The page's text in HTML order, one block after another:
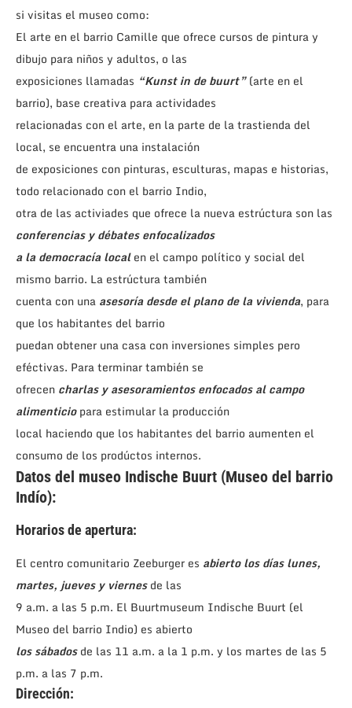
si visitas el museo como:
El arte en el barrio Camille que ofrece cursos de pintura y
dibujo para niños y adultos, o las
exposiciones llamadas “Kunst in de buurt”(arte en el
barrio), base creativa para actividades
relacionadas con el arte, en la parte de la trastienda del
local, se encuentra una instalación
de exposiciones con pinturas, esculturas, mapas e historias,
todo relacionado con el barrio Indio,
otra de las activiades que ofrece la nueva estrúctura son las
conferencias y débates enfocalizados
a la democracía local en el campo político y social del
mismo barrio. La estrúctura también
cuenta con una asesoría desde el plano de la vivienda, para
que los habitantes del barrio
puedan obtener una casa con inversiones simples pero
eféctivas. Para terminar también se
ofrecen charlas y asesoramientos enfocados al campo
alimenticiopara estimular la producción
local haciendo que los habitantes del barrio aumenten el
consumo de los prodúctos internos.
Datos del museo Indische Buurt (Museo del barrio
Indío):
Horarios de apertura:
El centro comunitario Zeeburger es abierto los días lunes,
martes, jueves y viernesde las
9 a.m. a las 5 p.m. El Buurtmuseum Indische Buurt (el
Museo del barrio Indio) es abierto
los sábados de las 11 a.m. a la 1 p.m. y los martes de las 5
p.m. a las 7 p.m.
Dirección: